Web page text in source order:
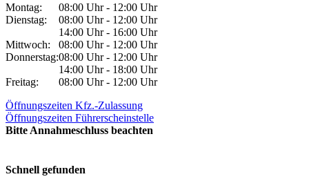
Montag:
08:00 Uhr - 12:00 Uhr
Dienstag:
08:00 Uhr - 12:00 Uhr
14:00 Uhr - 16:00 Uhr
Mittwoch:
08:00 Uhr - 12:00 Uhr
Donnerstag:08:00 Uhr - 12:00 Uhr
14:00 Uhr - 18:00 Uhr
Freitag:
08:00 Uhr - 12:00 Uhr
Öffnungszeiten Kfz.-Zulassung
Öffnungszeiten Führerscheinstelle
Bitte Annahmeschluss beachten
Schnell gefunden